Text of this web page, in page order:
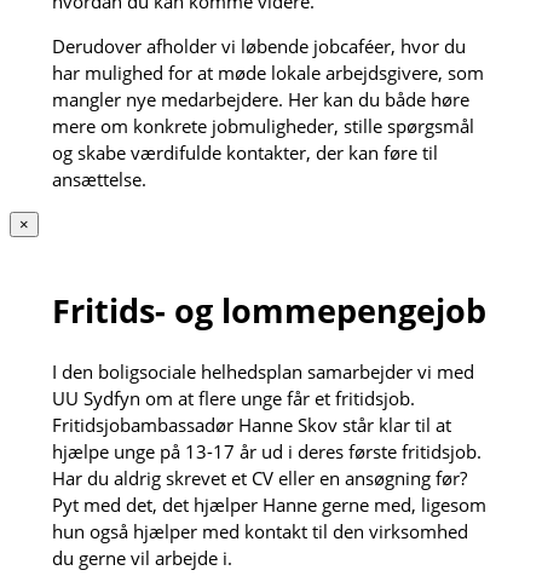
Derudover afholder vi løbende jobcaféer, hvor du
har mulighed for at møde lokale arbejdsgivere, som
mangler nye medarbejdere. Her kan du både høre
mere om konkrete jobmuligheder, stille spørgsmål
og skabe værdifulde kontakter, der kan føre til
ansættelse.
×
Fritids- og lommepengejob
I den boligsociale helhedsplan samarbejder vi med
UU Sydfyn om at flere unge får et fritidsjob.
Fritidsjobambassadør Hanne Skov står klar til at
hjælpe unge på 13-17 år ud i deres første fritidsjob.
Har du aldrig skrevet et CV eller en ansøgning før?
Pyt med det, det hjælper Hanne gerne med, ligesom
hun også hjælper med kontakt til den virksomhed
du gerne vil arbejde i.